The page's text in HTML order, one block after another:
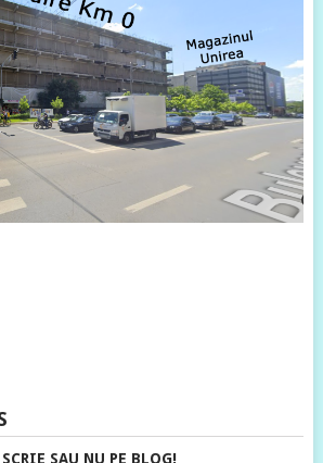
SAU NU PE BLOG!